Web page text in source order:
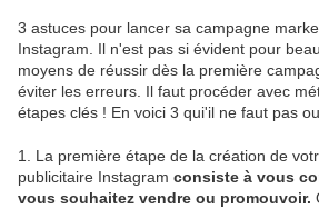
3 astuces pour lancer sa campagne
Instagram. Il n'est pas si évident pour
moyens de réussir dès la première
éviter les erreurs. Il faut procéder avec
étapes clés ! En voici 3 qui'il ne faut pas
1. La première étape de la création de
publicitaire Instagram consiste à vous
vous souhaitez vendre ou promouvoir.